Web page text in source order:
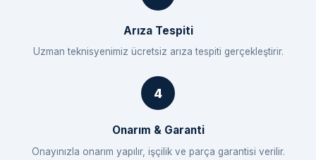
Arıza Tespiti
Uzman teknisyenimiz ücretsiz arıza tespiti gerçekleştirir.
Onarım & Garanti
Onayınızla onarım yapılır, işçilik ve parça garantisi verilir.